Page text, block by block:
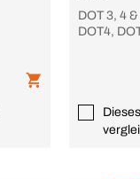
DOT 3, 4
DOT4,